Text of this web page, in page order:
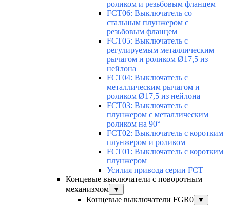
роликом и резьбовым фланцем
FCT06: Выключатель со
стальным плунжером с
резьбовым фланцем
FCT05: Выключатель с
регулируемым металлическим
рычагом и роликом Ø17,5 из
нейлона
FCT04: Выключатель с
металлическим рычагом и
роликом Ø17,5 из нейлона
FCT03: Выключатель с
плунжером с металлическим
роликом на 90°
FCT02: Выключатель с коротким
плунжером и роликом
FCT01: Выключатель с коротким
плунжером
Усилия привода серии FCT
Концевые выключатели с поворотным
механизмом
▼
Концевые выключатели FGR0 ▼